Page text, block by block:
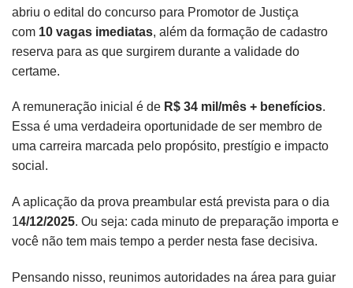
abriu o edital do concurso para Promotor de Justiça
com 10 vagas imediatas, além da formação de cadastro
reserva para as que surgirem durante a validade do
certame.
A remuneração inicial é de R$ 34 mil/mês + benefícios.
Essa é uma verdadeira oportunidade de ser membro de
uma carreira marcada pelo propósito, prestígio e impacto
social.
A aplicação da prova preambular está prevista para o dia
14/12/2025. Ou seja: cada minuto de preparação importa e
você não tem mais tempo a perder nesta fase decisiva.
Pensando nisso, reunimos autoridades na área para guiar